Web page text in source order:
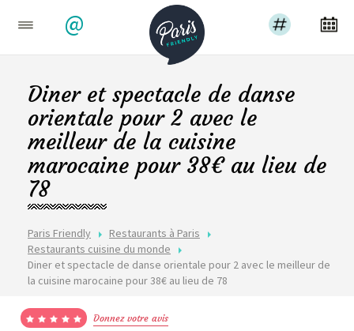
@
Paris Friendly
Restaurants à Paris
Restaurants cuisine du monde
Diner et spectacle de danse orientale pour 2 avec le meilleur de
la cuisine marocaine pour 38€ au lieu de 78
Diner et spectacle de danse
orientale pour 2 avec le
meilleur de la cuisine
marocaine pour 38€ au lieu de
78
Donnez votre avis